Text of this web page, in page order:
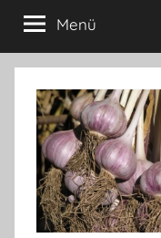
Menü